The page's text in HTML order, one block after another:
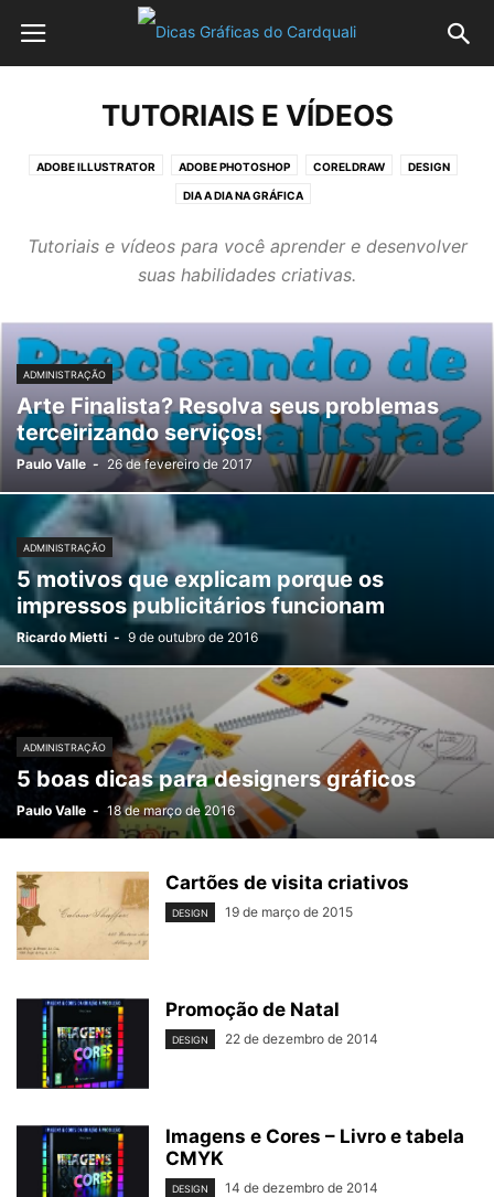
TUTORIAIS E VÍDEOS
ADOBE ILLUSTRATOR ADOBE PHOTOSHOP CORELDRAW DESIGN
DIA A DIA NA GRÁFICA
Tutoriais e vídeos para você aprender e desenvolver
suas habilidades criativas.
ADMINISTRAÇÃO
Arte Finalista? Resolva seus problemas
terceirizando serviços!
Paulo Valle - 26 de fevereiro de 2017
ADMINISTRAÇÃO
5 motivos que explicam porque os
impressos publicitários funcionam
Ricardo Mietti - 9 de outubro de 2016
ADMINISTRAÇÃO
5 boas dicas para designers gráficos
Paulo Valle - 18 de março de 2016
Cartões de visita criativos
DESIGN 19 de março de 2015
Promoção de Natal
DESIGN 22 de dezembro de 2014
Imagens e Cores – Livro e tabela
CMYK
DESIGN 14 de dezembro de 2014